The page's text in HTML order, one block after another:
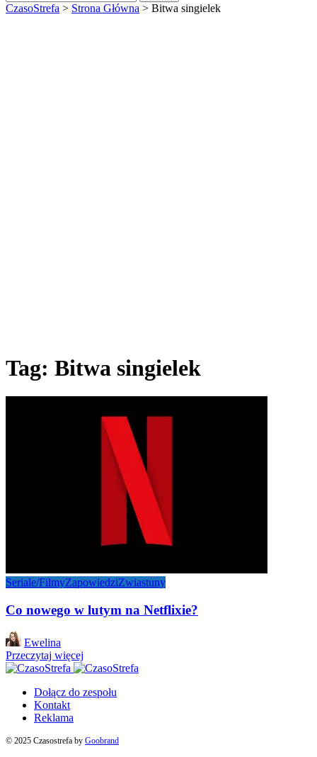
CzasoStrefa > Strona Główna > Bitwa singielek
Tag: Bitwa singielek
Seriale/FilmyZapowiedziZwiastuny
Co nowego w lutym na Netflixie?
Posted
by
Ewelina
Przeczytaj więcej
Dołącz do zespołu
Kontakt
Reklama
© 2025 Czasostrefa by Goobrand